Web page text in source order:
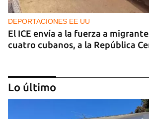
DEPORTACIONES EE UU
El ICE envía a la fuerza a
cuatro cubanos, a la República
Lo último